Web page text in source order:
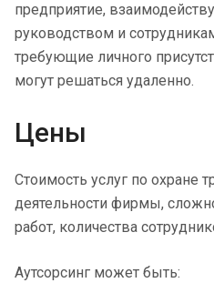
предприятие,
руководством и
требующие личного
могут решаться удаленно.
Цены
Стоимость услуг по охране
деятельности фирмы,
работ, количества
Аутсорсинг может быть: